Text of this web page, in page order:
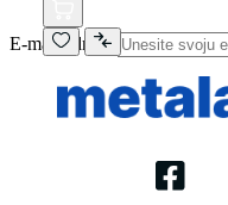
E-mail adresa